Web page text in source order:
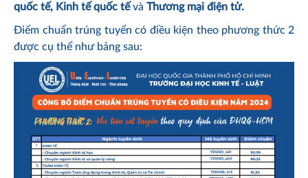
quốc tế, Kinh tế quốc tếvà Thương mại điện tử.
Điểm chuẩn trúng tuyển có điều kiện theo phương thức 2
được cụ thể như bảng sau: